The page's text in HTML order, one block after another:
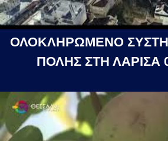
ΟΛΟΚΛΗΡΩΜΕΝΟ
ΠΟΛΗΣ ΣΤΗ ΛΑΡΙΣΑ